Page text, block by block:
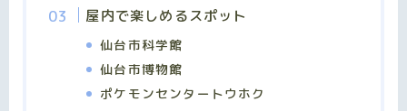
屋内で楽しめるスポット
仙台市科学館
仙台市博物館
ポケモンセンタートウホク